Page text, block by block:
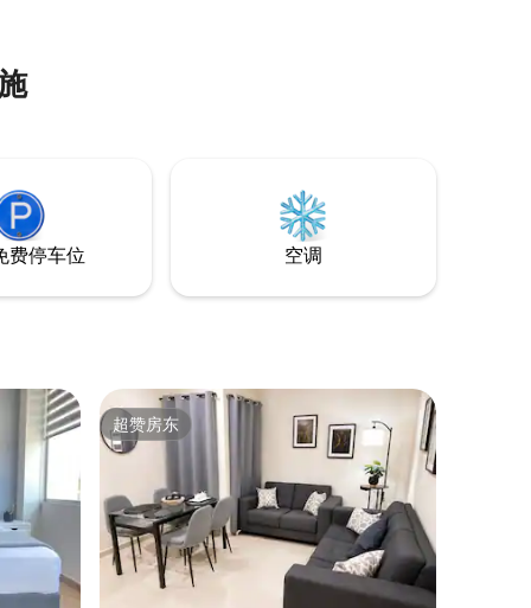
费停车位 空调
超赞房东
超赞房东